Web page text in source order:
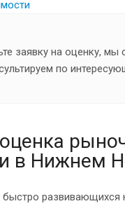
заявку на оценку,
по
в Нижнем